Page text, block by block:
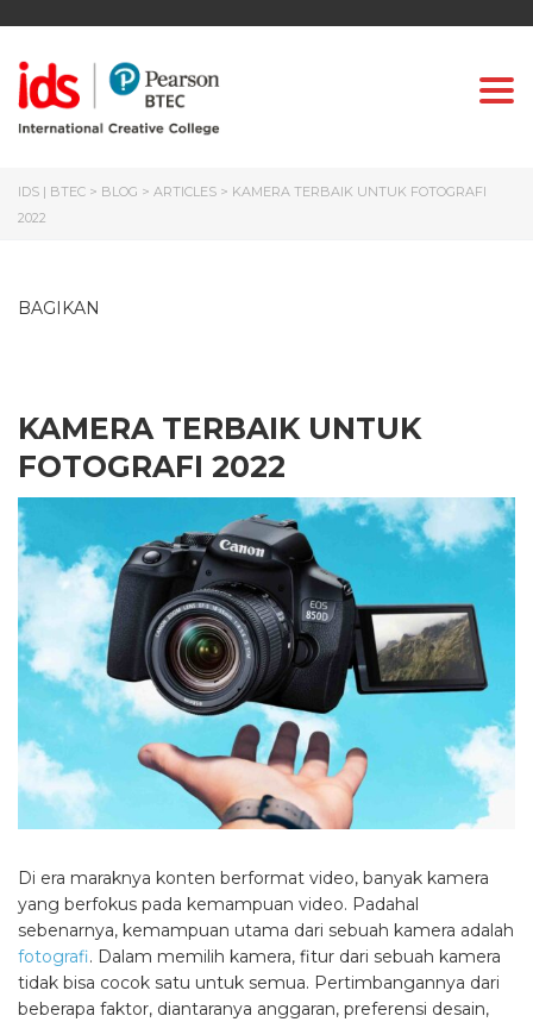
IDS | BTEC > BLOG > ARTICLES > KAMERA TERBAIK UNTUK FOTOGRAFI
2022
BAGIKAN
KAMERA TERBAIK UNTUK
FOTOGRAFI 2022
Di era maraknya konten berformat video, banyak kamera
yang berfokus pada kemampuan video. Padahal
sebenarnya, kemampuan utama dari sebuah kamera adalah
fotografi. Dalam memilih kamera, fitur dari sebuah kamera
tidak bisa cocok satu untuk semua. Pertimbangannya dari
beberapa faktor, diantaranya anggaran, preferensi desain,